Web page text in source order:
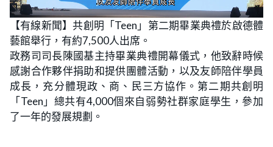
U
n
m
L
o
a
d
e
d
:
1
0
0
0
%
【有線新聞】共創明「Teen」第二期畢業典禮於啟德體
藝館舉行，有約7,500人出席。
政務司司長陳國基主持畢業典禮開幕儀式，他致辭時候
感謝合作夥伴捐助和提供團體活動，以及友師陪伴學員
成長，充分體現政、商、民三方協作。第二期共創明
「Teen」總共有4,000個來自弱勢社群家庭學生，參加
了一年的發展規劃。